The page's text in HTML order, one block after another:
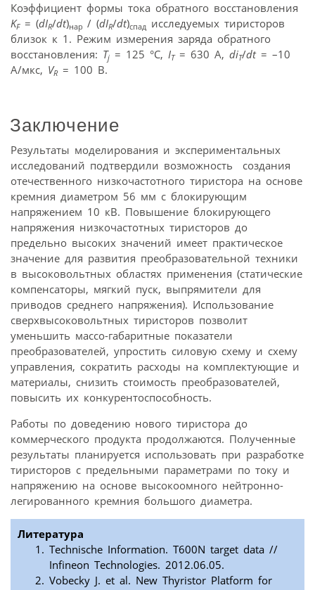
Коэффициент формы тока обратного восстановления
KF= (dIR/dt)нар / (dIR/dt)спад исследуемых тиристоров
близок к 1. Режим измерения заряда обратного
восстановления: Tj = 125 °С, IT= 630 A, diT/dt= –10
A/мкс, VR= 100 В.
Заключение
Результаты моделирования и экспериментальных
исследований подтвердили возможность создания
отечественного низкочастотного тиристора на основе
кремния диаметром 56 мм с блокирующим
напряжением 10 кВ. Повышение блокирующего
напряжения низко­частотных тиристоров до
предельно высоких значений имеет практическое
значение для развития преобразовательной техники
в высоковольтных областях применения (статические
компенсаторы, мягкий пуск, выпрямители для
приводов среднего напряжения). Использование
сверхвысоковольтных тиристоров позволит
уменьшить массо-габаритные показатели
преобразователей, упростить силовую схему и схему
управления, сократить расходы на комплектующие и
материалы, снизить стоимость преобразователей,
повысить их конкурентоспособность.
Работы по доведению нового тиристора до
коммерческого продукта продолжаются. Полученные
результаты планируется использовать при разработке
тиристоров с предельными параметрами по току и
напряжению на основе высокоомного нейтронно-
легированного кремния большого диаметра.
Литература
Technische Information. T600N target data //
Infineon Technologies. 2012.06.05.
Vobecky J. et al. New Thyristor Platform for